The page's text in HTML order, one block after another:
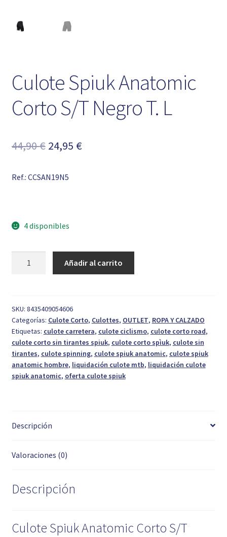
Culote Spiuk Anatomic
Corto S/T Negro T. L
44,90€ El
original
24,95 €El
Ref.: CCSAN19N5
4 disponibles
S/T
Negro
T.
L
cantidad
Añadir al carrito
SKU: 8435409054606
Categorías: Culote Corto, Culottes, OUTLET, ROPA Y CALZADO
Etiquetas: culote carretera, culote ciclismo, culote corto road,
culote corto sin tirantes spiuk, culote corto spìuk, culote sin
tirantes, culote spinning, culote spiuk anatomic, culote spiuk
anatomic hombre, liquidación culote mtb, liquidación culote
spiuk anatomic, oferta culote spiuk
Descripción
Valoraciones (0)
Descripción
Culote Spiuk Anatomic Corto S/T